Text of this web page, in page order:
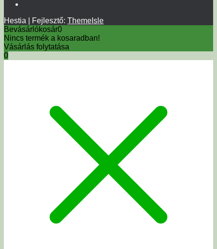
Hestia | Fejlesztő: ThemeIsle
Bevásárlókosár0
Nincs termék a kosaradban!
Vásárlás folytatása
0